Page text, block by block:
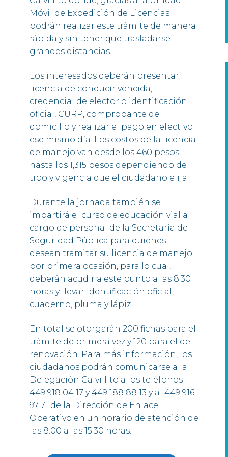
Móvil de Expedición de Licencias
podrán realizar este trámite de manera
rápida y sin tener que trasladarse
grandes distancias.
Los interesados deberán presentar
licencia de conducir vencida,
credencial de elector o identificación
oficial, CURP, comprobante de
domicilio y realizar el pago en efectivo
ese mismo día. Los costos de la licencia
de manejo van desde los 460 pesos
hasta los 1,315 pesos dependiendo del
tipo y vigencia que el ciudadano elija.
Durante la jornada también se
impartirá el curso de educación vial a
cargo de personal de la Secretaría de
Seguridad Pública para quienes
desean tramitar su licencia de manejo
por primera ocasión, para lo cual,
deberán acudir a este punto a las 8:30
horas y llevar identificación oficial,
cuaderno, pluma y lápiz.
En total se otorgarán 200 fichas para el
trámite de primera vez y 120 para el de
renovación. Para más información, los
ciudadanos podrán comunicarse a la
Delegación Calvillito a los teléfonos
449 918 04 17 y 449 188 88 13 y al 449 916
97 71 de la Dirección de Enlace
Operativo en un horario de atención de
las 8:00 a las 15:30 horas.